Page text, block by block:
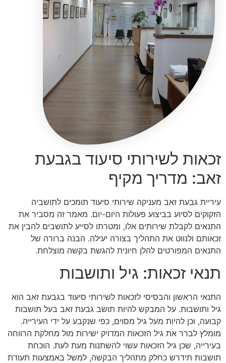
זכאות לשירותי סיעוד בגבעת
זאב: מדריך מקיף
עיריית גבעת זאב מעניקה שירותי סיעוד תומכים לתושביה
הזקוקים לסיוע בביצוע פעולות היום-יום. מאמר זה מסביר את
התנאים לקבלת שירותים אלו, ומטרתו לסייע לתושבים להבין את
זכאותם ולנווט את התהליך בצורה יעילה. הבנה ברורה של
התנאים המפורטים להלן חיונית להגשת בקשה מוצלחת.
תנאי זכאות: גיל ותושבות
התנאי הראשון והבסיסי לזכאות לשירותי סיעוד בגבעת זאב הוא
גיל ותושבות. על המבקש להיות תושב גבעת זאב בעל תושבות
קבועה, וכן להיות מעל גיל מסוים, כפי שנקבע על ידי העירייה.
מומלץ לברר את גיל הזכאות המדויק ישירות מול מחלקת הרווחה
בעירייה, שכן גיל הזכאות עשוי להשתנות מעת לעת. הוכחת
תושבות תידרש כחלק מתהליך הבקשה, למשל באמצעות תעודת